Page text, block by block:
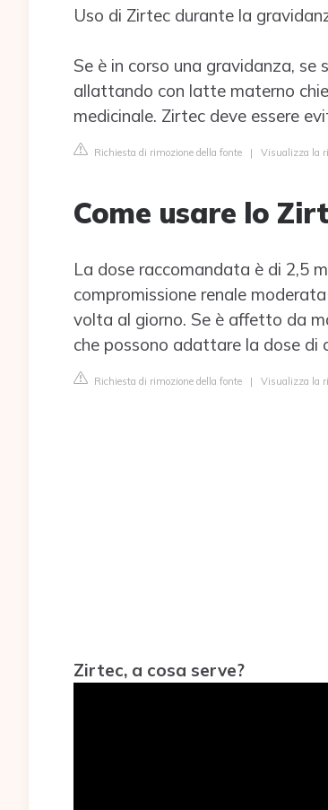
Uso di Zirtec durante la
Se è in corso una gravidanza,
allattando con latte materno
medicinale. Zirtec deve essere
Richiesta di rimozione della fonte | Visualizza la
Come usare lo
La dose raccomandata è di 2,5
compromissione renale
volta al giorno. Se è affetto da
che possono adattare la dose di
Richiesta di rimozione della fonte | Visualizza la
Zirtec, a cosa serve?